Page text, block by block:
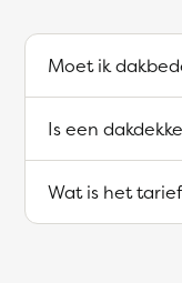
Moet ik
Is een
Wat is het